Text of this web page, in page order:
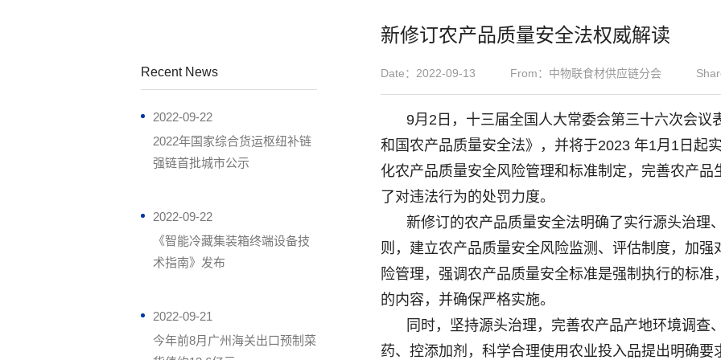
新修订农产品质量安全法权威解读
Date：2022-09-13 From：中物联食材供应链分会
9月2日，十三届全国人大常委会第三十六次会议
和国农产品质量安全法》，并将于2023 年1月1日起
化农产品质量安全风险管理和标准制定，完善农产
了对违法行为的处罚力度。
新修订的农产品质量安全法明确了实行源头治理
则，建立农产品质量安全风险监测、评估制度，加
险管理，强调农产品质量安全标准是强制执行的标
的内容，并确保严格实施。
同时，坚持源头治理，完善农产品产地环境调查
药、控添加剂，科学合理使用农业投入品提出明确
Recent News
2022-09-22
2022年国家综合货运枢纽补链
强链首批城市公示
2022-09-22
《智能冷藏集装箱终端设备技
术指南》发布
2022-09-21
今年前8月广州海关出口预制菜